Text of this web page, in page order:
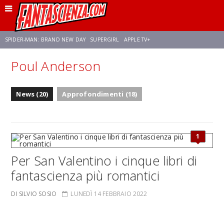
SPIDER-MAN: BRAND NEW DAY SUPERGIRL APPLE TV+
FRANCO RICCIARDIELLO ZENDAYA
Poul Anderson
News (20) Approfondimenti (18)
1
Per San Valentino i cinque libri di
fantascienza più romantici
DI SILVIO SOSIO LUNEDÌ 14 FEBBRAIO 2022